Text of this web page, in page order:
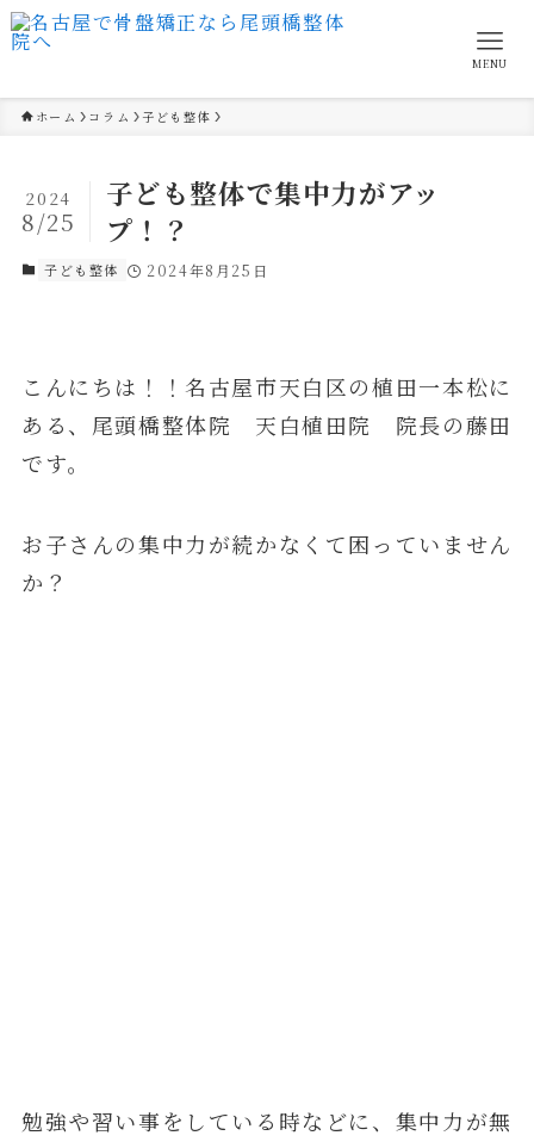
MENU
ホーム コラム 子ども整体
子ども整体で集中力がアッ
プ！？
2024
8/25
子ども整体 2024年8月25日
こんにちは！！名古屋市天白区の植田一本松に
ある、尾頭橋整体院 天白植田院 院長の藤田
です。
お子さんの集中力が続かなくて困っていません
か？
勉強や習い事をしている時などに、集中力が無